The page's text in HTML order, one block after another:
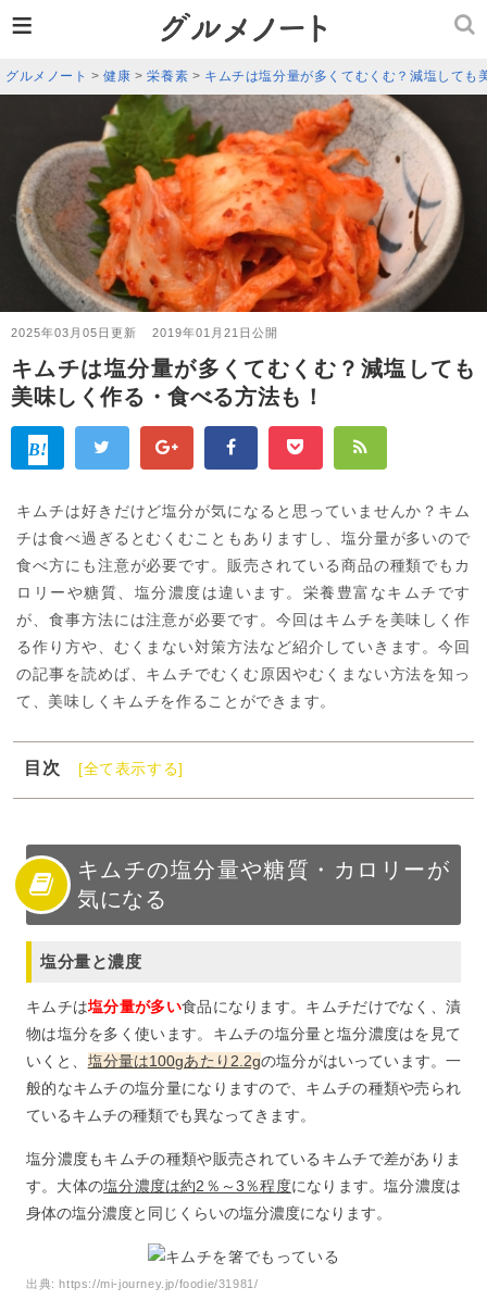
グルメノート >健康 >栄養素 > キムチは塩分量が多くてむくむ？減塩しても
2025年03月05日更新 2019年01月21日公開
キムチは塩分量が多くてむくむ？減塩しても
美味しく作る・食べる方法も！
キムチは好きだけど塩分が気になると思っていませんか？キム
チは食べ過ぎるとむくむこともありますし、塩分量が多いので
食べ方にも注意が必要です。販売されている商品の種類でもカ
ロリーや糖質、塩分濃度は違います。栄養豊富なキムチです
が、食事方法には注意が必要です。今回はキムチを美味しく作
る作り方や、むくまない対策方法など紹介していきます。今回
の記事を読めば、キムチでむくむ原因やむくまない方法を知っ
て、美味しくキムチを作ることができます。
目次
[全て表示する]
1
キムチの塩分量や糖質・カロリーが気になる
3
キムチの塩分を減らしても美味しい作り方
4
キムチの食べ過ぎで出る症状と対策
5
キムチの栄養
キムチの種類
キムチの塩分量や糖質・カロリーが
気になる
塩分量と濃度
キムチは塩分量が多い食品になります。キムチだけでなく、漬
物は塩分を多く使います。キムチの塩分量と塩分濃度はを見て
いくと、 塩分量は100gあたり2.2gの塩分がはいっています。一
般的なキムチの塩分量になりますので、キムチの種類や売られ
ているキムチの種類でも異なってきます。
塩分濃度もキムチの種類や販売されているキムチで差がありま
す。大体の塩分濃度は約2％～3％程度になります。塩分濃度は
身体の塩分濃度と同じくらいの塩分濃度になります。
出典:https://mi-journey.jp/foodie/31981/
≡